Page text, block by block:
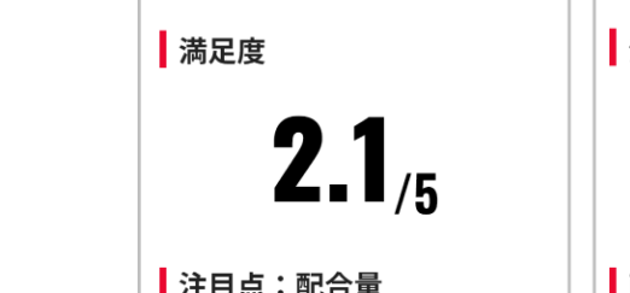
開封レビュー
お買い得情報
とにかく亜鉛を多くと